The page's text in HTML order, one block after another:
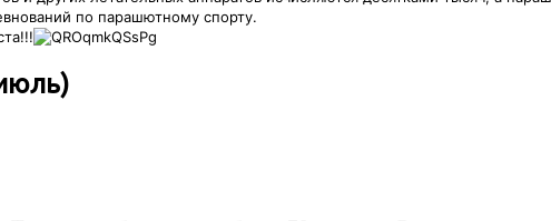
по парашютному спорту.